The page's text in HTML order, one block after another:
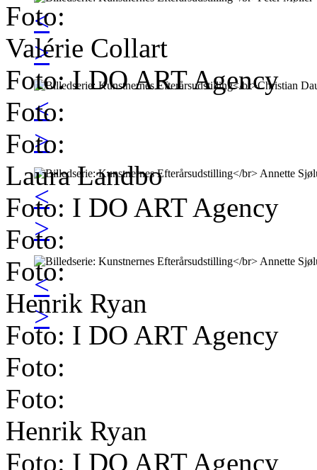
<
>
<
>
<
>
<
>
Foto:
Valérie Collart
Foto: I DO ART Agency
Foto:
Foto:
Laura Landbo
Foto: I DO ART Agency
Foto:
Foto:
Henrik Ryan
Foto: I DO ART Agency
Foto:
Foto:
Henrik Ryan
Foto: I DO ART Agency